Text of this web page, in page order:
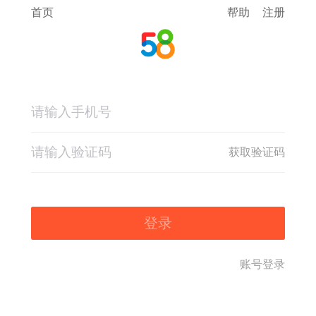
首页 帮助 注册
获取验证码
登录
账号登录